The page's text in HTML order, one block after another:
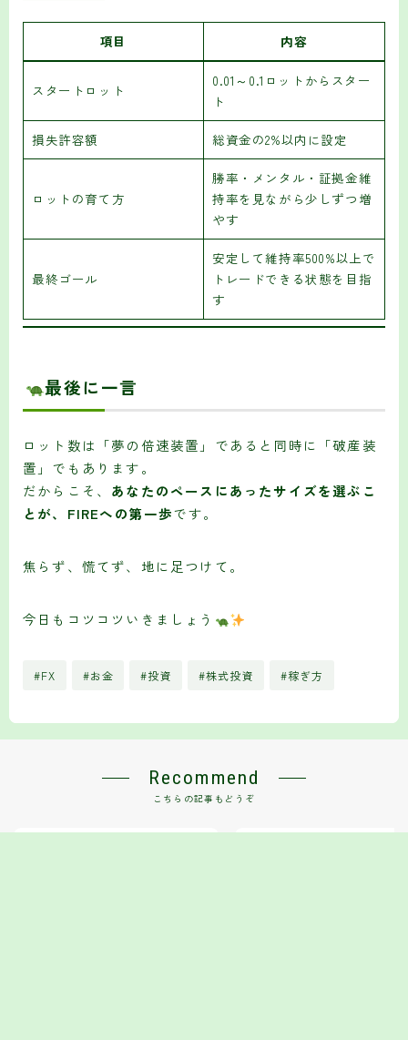
項目 内容
スタートロット
0.01～0.1ロットからスター
ト
損失許容額 総資金の2%以内に設定
ロットの育て方
勝率・メンタル・証拠金維
持率を見ながら少しずつ増
やす
最終ゴール
安定して維持率500%以上で
トレードできる状態を目指
す
最後に一言
ロット数は「夢の倍速装置」であると同時に「破産装
置」でもあります。
だからこそ、 あなたのペースにあったサイズを選ぶこ
とが、FIREへの第一歩です。
焦らず、慌てず、地に足つけて。
今日もコツコツいきましょう
#FX #お金 #投資 #株式投資 #稼ぎ方
Recommend
こちらの記事もどうぞ